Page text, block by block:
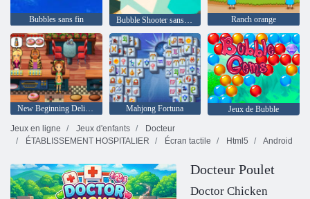
Bubbles sans fin Bubble Shooter sans fin Ranch orange
New Beginning Delicious Emily Mahjong Fortuna
Jeux de Bubble
Jeux en ligne
Jeux d'enfants
Docteur
ÉTABLISSEMENT HOSPITALIER
Écran tactile Html5 Android
Docteur Poulet
Doctor Chicken